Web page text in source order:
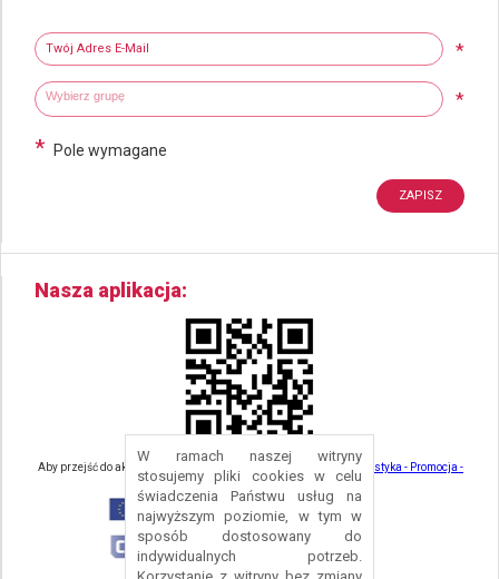
W ramach naszej witryny
stosujemy pliki cookies w celu
świadczenia Państwu usług na
najwyższym poziomie, w tym w
sposób dostosowany do
indywidualnych potrzeb.
Twój adres e-mail
*
Wybierz grupy tematyczne *
Wpisz wyszukiwaną fraze
* Pole wymagane
Nasza aplikacja
Aby przejść do aktualności związanych z turystyką - kliknij tu:
Turystyka - Promocja -
Strefa Turysty - Gmina Nowa Ruda